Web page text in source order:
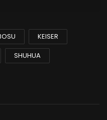
KEISER
SHUHUA